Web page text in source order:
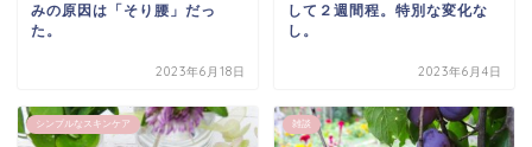
みの原因は「そり腰」だっ
た。
2023年6月18日
して２週間程。特別な変化な
し。
2023年6月4日
シンプルなスキンケア 雑談